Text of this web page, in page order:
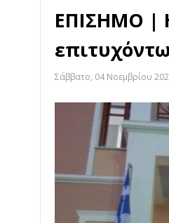
ΕΠΙΣΗΜΟ |
Σάββατο, 04 Νοεμβρίου